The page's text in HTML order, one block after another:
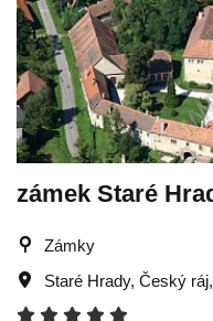
zámek Staré
Zámky
Staré Hrady, Český ráj,